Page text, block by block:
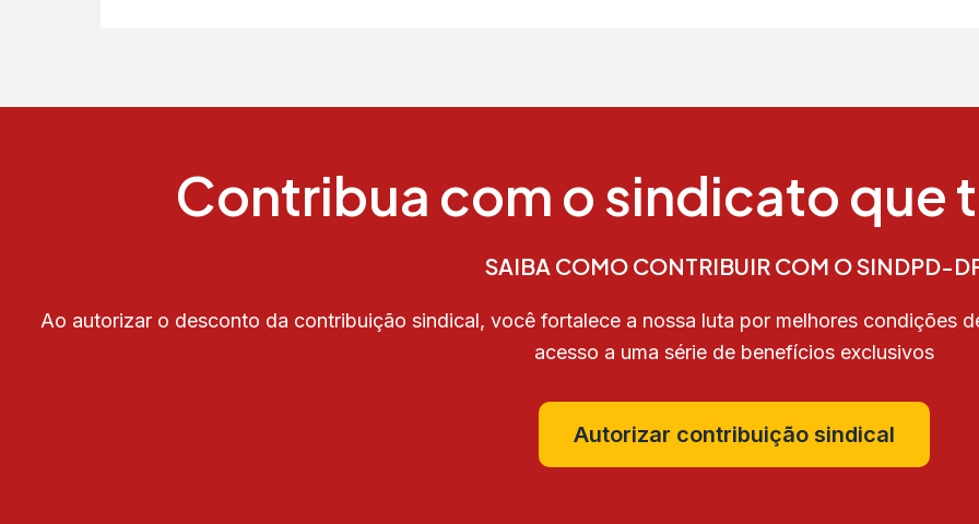
Contribua com o sindicato que
SAIBA COMO CONTRIBUIR COM O SINDPD-
Ao autorizar o desconto da contribuição sindical, você fortalece a nossa luta por melhores condições
acesso a uma série de benefícios exclusivos
Autorizar contribuição sindical